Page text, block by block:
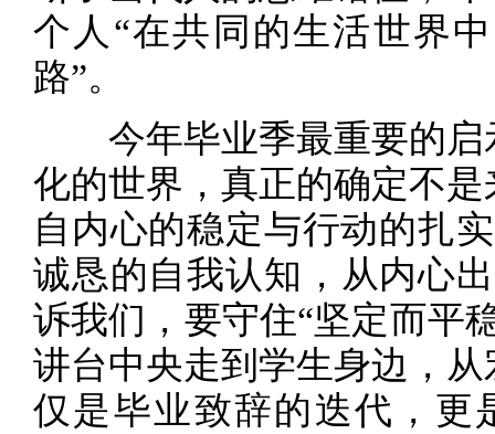
个人“在共同的生活世界
路”。
今年毕业季最重要的启
化的世界，真正的确定不
自内心的稳定与行动的扎
诚恳的自我认知，从内心
诉我们，要守住“坚定而平
讲台中央走到学生身边，
仅是毕业致辞的迭代，更